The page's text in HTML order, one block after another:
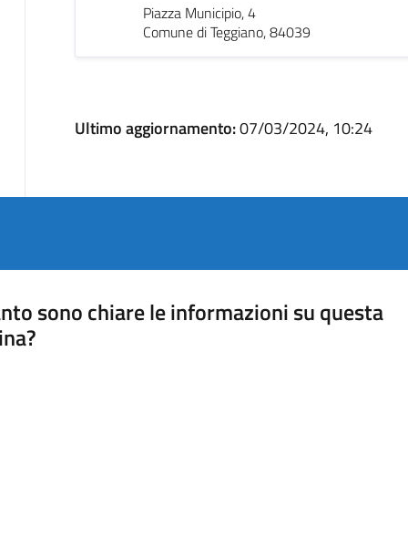
Piazza Municipio, 4
Comune di Teggiano, 84039
Ultimo aggiornamento:07/03/2024, 10:24
sono chiare le informazioni su questa
5 stelle su 5
4 stelle su 5
3 stelle su 5
2 stelle su 5